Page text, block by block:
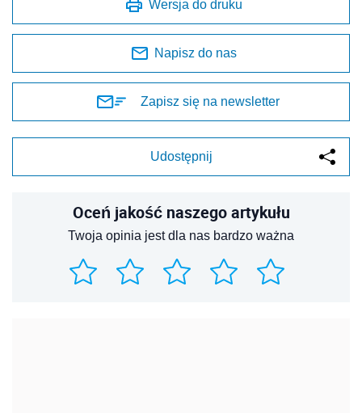
Wersja do druku
Napisz do nas
Zapisz się na newsletter
Udostępnij
Oceń jakość naszego artykułu
Twoja opinia jest dla nas bardzo ważna